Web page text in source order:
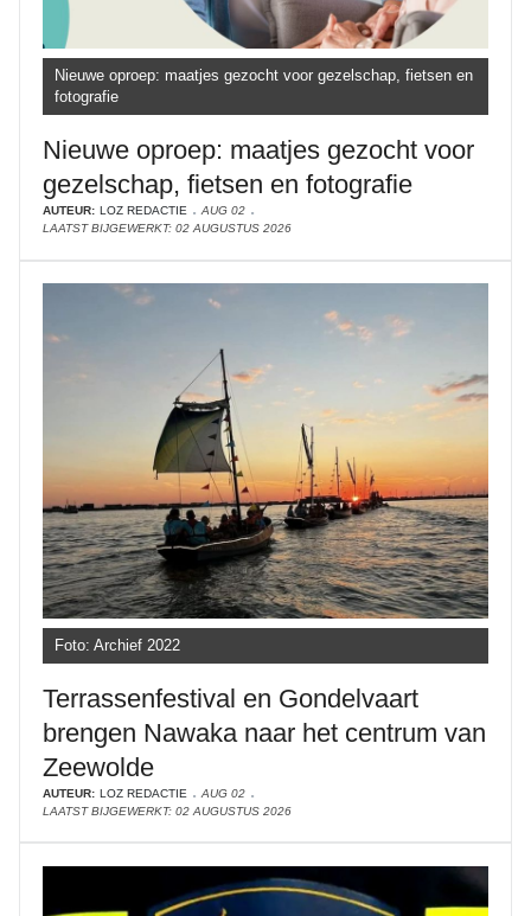
Nieuwe oproep: maatjes gezocht voor gezelschap, fietsen en
fotografie
Nieuwe oproep: maatjes gezocht voor
gezelschap, fietsen en fotografie
AUTEUR: LOZ REDACTIE
AUG 02
LAATST BIJGEWERKT: 02 AUGUSTUS 2026
Foto: Archief 2022
Terrassenfestival en Gondelvaart
brengen Nawaka naar het centrum van
Zeewolde
AUTEUR: LOZ REDACTIE
AUG 02
LAATST BIJGEWERKT: 02 AUGUSTUS 2026